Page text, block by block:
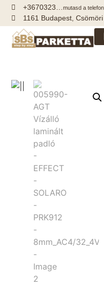
+3670323…mutasd a
1161 Budapest,